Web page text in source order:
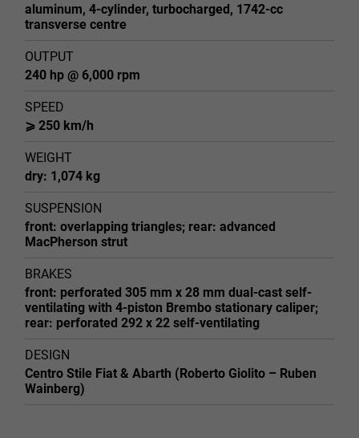
aluminum, 4-cylinder, turbocharged, 1742-cc
transverse centre
OUTPUT
240 hp @ 6,000 rpm
SPEED
⩾ 250 km/h
WEIGHT
dry: 1,074 kg
SUSPENSION
front: overlapping triangles; rear: advanced
MacPherson strut
BRAKES
front: perforated 305 mm x 28 mm dual-cast self-
ventilating with 4-piston Brembo stationary caliper;
rear: perforated 292 x 22 self-ventilating
DESIGN
Centro Stile Fiat & Abarth (Roberto Giolito – Ruben
Wainberg)